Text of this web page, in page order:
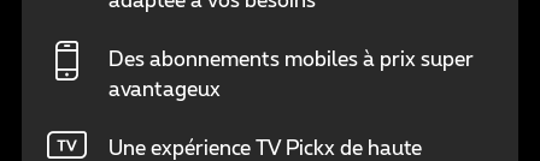
Des abonnements mobiles à prix super
avantageux
Une expérience TV Pickx de haute